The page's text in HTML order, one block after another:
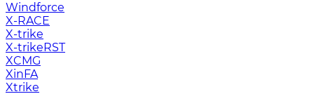
Windforce
X-RACE
X-trike
X-trikeRST
XCMG
XinFA
Xtrike